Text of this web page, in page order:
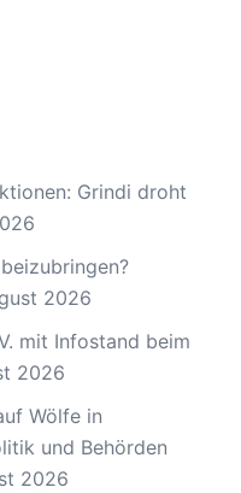
Grindi droht
2026
mit Infostand beim
2026
Wölfe in
und Behörden
2026